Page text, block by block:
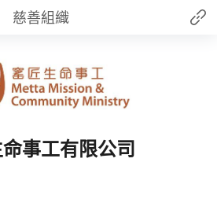
慈善組織
事工有限公司